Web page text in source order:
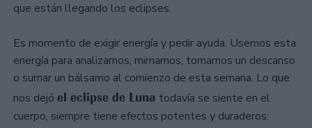
que están llegando los eclipses.
Es momento de exigir energía y pedir ayuda. Usemos esta
energía para analizarnos, mimarnos, tomarnos un descanso
o sumar un bálsamo al comienzo de esta semana. Lo que
nos dejó el eclipse de Luna todavía se siente en el
cuerpo, siempre tiene efectos potentes y duraderos.